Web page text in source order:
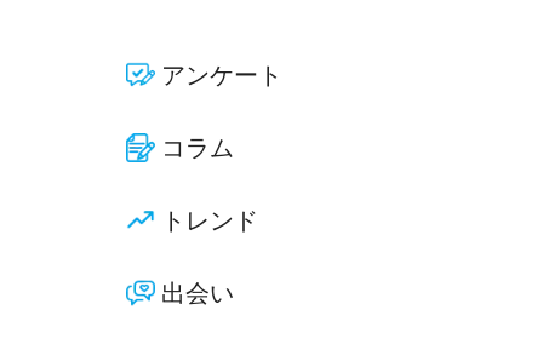
アンケート
コラム
トレンド
出会い